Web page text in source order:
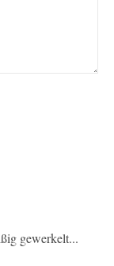
gewerkelt...